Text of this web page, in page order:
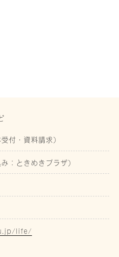
・資料請求）
ときめきプラザ）
life/